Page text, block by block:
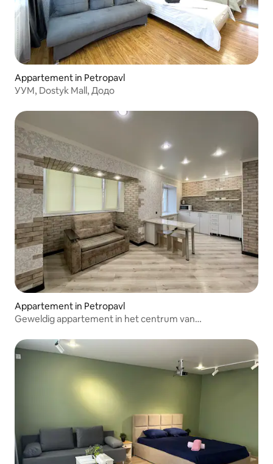
Appartement in Petropavl
УУМ, Dostyk Mall, Додо
Appartement in Petropavl
Geweldig appartement in het centrum van